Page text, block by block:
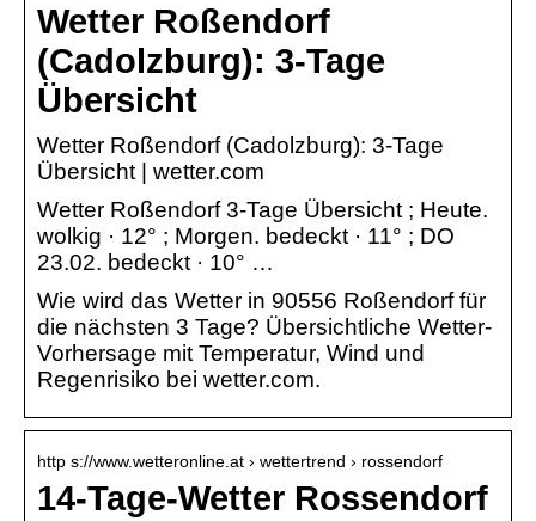
Wetter Roßendorf
(Cadolzburg): 3-Tage
Übersicht
Wetter Roßendorf (Cadolzburg): 3-Tage
Übersicht | wetter.com
Wetter Roßendorf 3-Tage Übersicht ; Heute.
wolkig · 12° ; Morgen. bedeckt · 11° ; DO
23.02. bedeckt · 10° …
Wie wird das Wetter in 90556 Roßendorf für
die nächsten 3 Tage? Übersichtliche Wetter-
Vorhersage mit Temperatur, Wind und
Regenrisiko bei wetter.com.
http s://www.wetteronline.at › wettertrend › rossendorf
14-Tage-Wetter Rossendorf